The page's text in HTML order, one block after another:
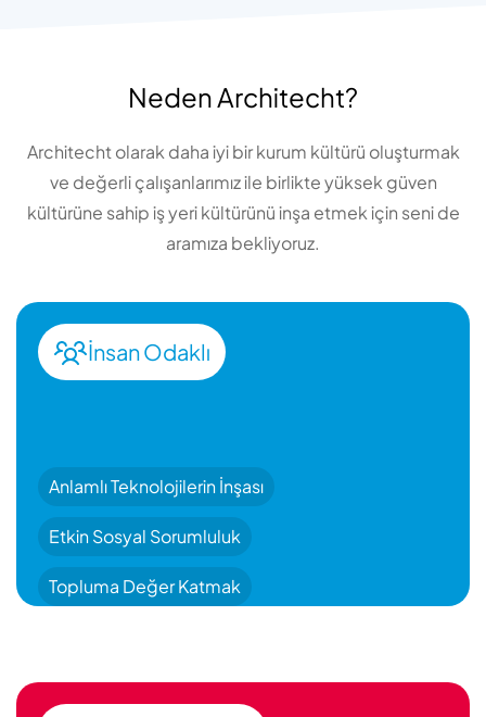
Neden Architecht?
Architecht olarak daha iyi bir kurum kültürü oluşturmak
ve değerli çalışanlarımız ile birlikte yüksek güven
kültürüne sahip iş yeri kültürünü inşa etmek için seni de
aramıza bekliyoruz.
İnsan Odaklı
Anlamlı Teknolojilerin İnşası
Etkin Sosyal Sorumluluk
Topluma Değer Katmak